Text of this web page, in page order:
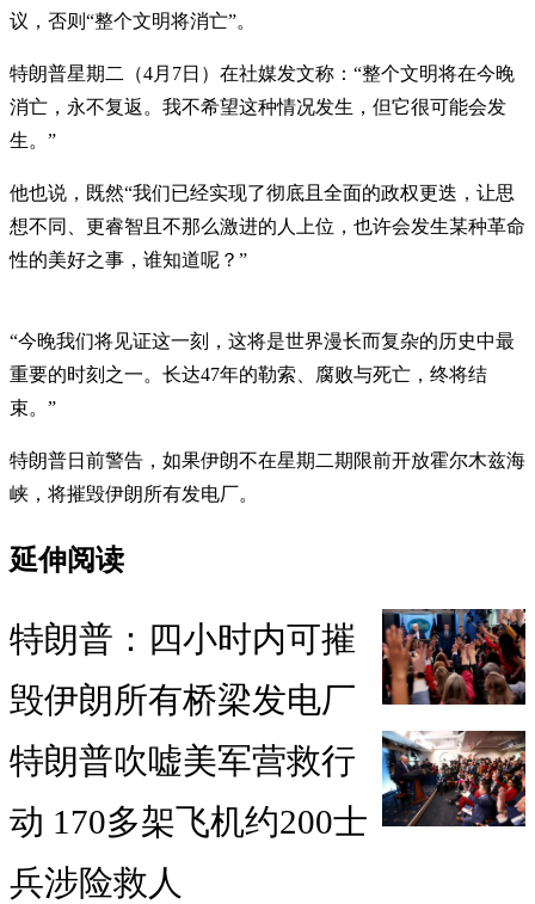
议，否则“整个文明将消亡”。
特朗普星期二（4月7日）在社媒发文称：“整个文明将在今晚
消亡，永不复返。我不希望这种情况发生，但它很可能会发
生。”
他也说，既然“我们已经实现了彻底且全面的政权更迭，让思
想不同、更睿智且不那么激进的人上位，也许会发生某种革命
性的美好之事，谁知道呢？”
“今晚我们将见证这一刻，这将是世界漫长而复杂的历史中最
重要的时刻之一。长达47年的勒索、腐败与死亡，终将结
束。”
特朗普日前警告，如果伊朗不在星期二期限前开放霍尔木兹海
峡，将摧毁伊朗所有发电厂。
延伸阅读
特朗普：四小时内可摧
毁伊朗所有桥梁发电厂
特朗普吹嘘美军营救行
动 170多架飞机约200士
兵涉险救人